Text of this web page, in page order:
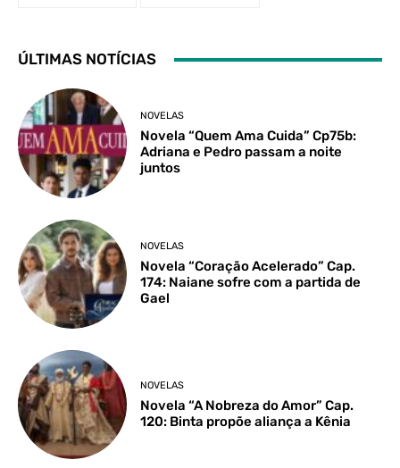
ÚLTIMAS NOTÍCIAS
NOVELAS
Novela “Quem Ama Cuida” Cp75b:
Adriana e Pedro passam a noite
juntos
NOVELAS
Novela “Coração Acelerado” Cap.
174: Naiane sofre com a partida de
Gael
NOVELAS
Novela “A Nobreza do Amor” Cap.
120: Binta propõe aliança a Kênia